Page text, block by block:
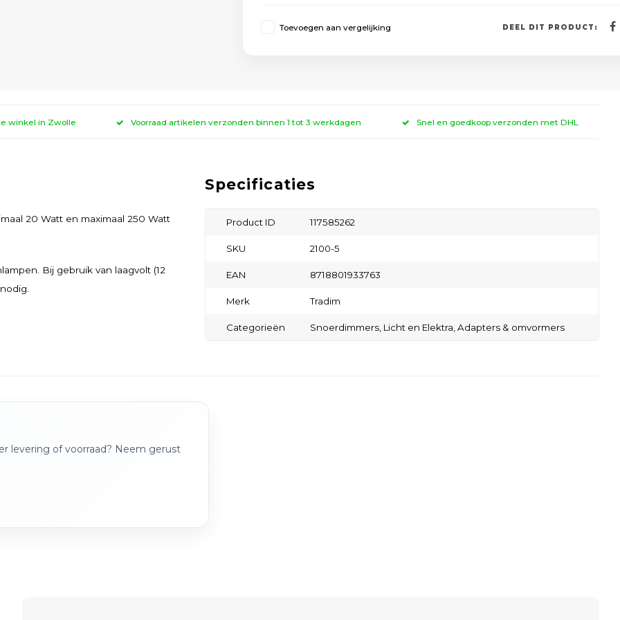
Toevoegen aan vergelijking DEEL DIT PRODUCT:
winkel in Zwolle Voorraad artikelen verzonden binnen 1 tot 3 werkdagen Snel en goedkoop verzonden met DHL
20 Watt en maximaal 250 Watt
Bij gebruik van laagvolt (12
Specificaties
Product ID 117585262
SKU 2100-5
EAN 8718801933763
Merk Tradim
Categorieën Snoerdimmers, Licht en Elektra, Adapters & omvormers
levering of voorraad? Neem gerust